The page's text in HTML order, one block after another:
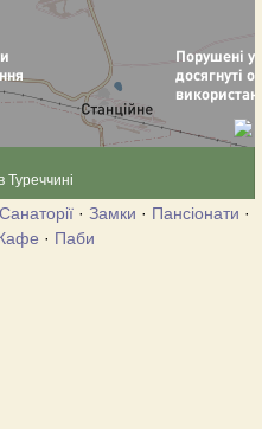
Туреччині
Санаторії · Замки · Пансіонати ·
· Паби